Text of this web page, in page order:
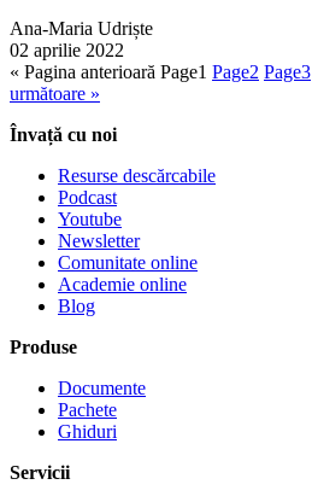
Ana-Maria Udriște
02 aprilie 2022
« Pagina anterioară Page1 Page2 Page3
următoare »
Învață cu noi
Resurse descărcabile
Podcast
Youtube
Newsletter
Comunitate online
Academie online
Blog
Produse
Documente
Pachete
Ghiduri
Servicii